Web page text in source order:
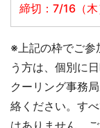
締切：7/16（木
※上記の枠でご参
う方は、個別に
クーリング事務局
絡ください。す
はありません。ご